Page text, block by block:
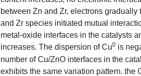
between Zn and Zr, electrons
and Zr species initiated mutual
metal-oxide interfaces in the catalysts
increases. The dispersion of Cu0 is
number of Cu/ZnO interfaces in the
exhibits the same variation pattern. the